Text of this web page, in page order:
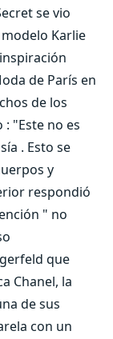
se vio
Karlie
de París en
de los
"Este no es
. Esto se
y
respondió
" no
que
Chanel, la
de sus
con un